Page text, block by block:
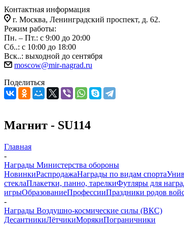
Контактная информация
г. Москва, Ленинградский проспект, д. 62.
Режим работы:
Пн. – Пт.: с 9:00 до 20:00
Сб..: с 10:00 до 18:00
Вск..: выходной до сентября
moscow@mir-nagrad.ru
Поделиться
Магнит - SU114
Главная
-
Награды Министерства обороны
НовинкиРаспродажаНаграды по видам спорта
стеклаПлакетки, панно, тарелкиФутляры для
игрыОбразованиеПрофессииПраздники родов
-
Награды Воздушно-космические силы (ВКС)
ДесантникиЛётчикиМорякиПограничники